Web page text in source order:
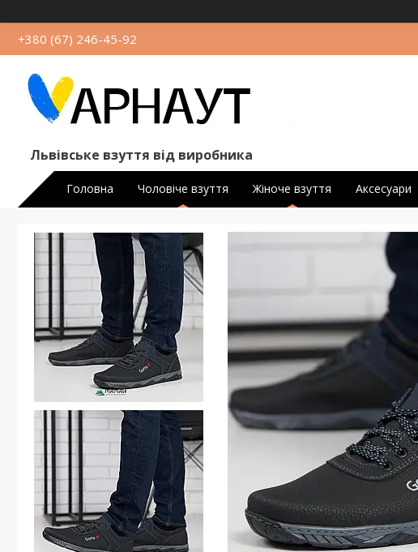
+380 (67) 246-45-92
Львівське взуття від виробника
Головна Чоловіче взуття Жіноче взуття Аксесуари